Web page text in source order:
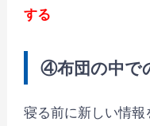
する
④布団の中で
寝る前に新しい情